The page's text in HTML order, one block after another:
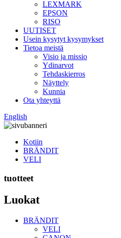
LEXMARK
EPSON
RISO
UUTISET
Usein kysytyt kysymykset
Tietoa meistä
Visio ja missio
Ydinarvot
Tehdaskierros
Näyttely
Kunnia
Ota yhteyttä
English
Kotiin
BRÄNDIT
VELI
tuotteet
Luokat
BRÄNDIT
VELI